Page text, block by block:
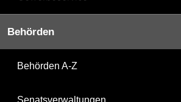
Behörden
Behörden A-Z